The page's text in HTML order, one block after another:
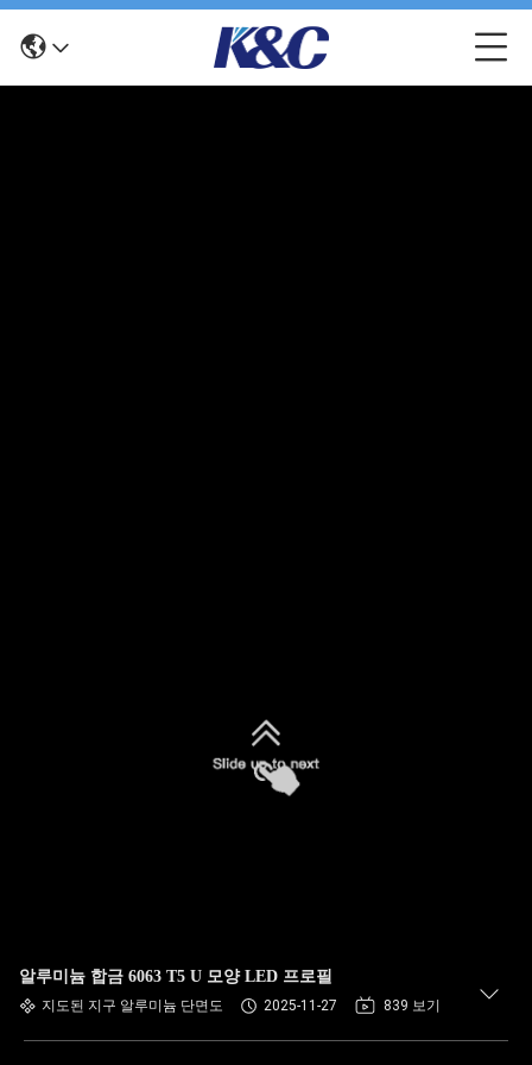
알루미늄 합금 6063 T5 U 모양 LED 프로필
지도된 지구 알루미늄 단면도 2025-11-27 839 보기